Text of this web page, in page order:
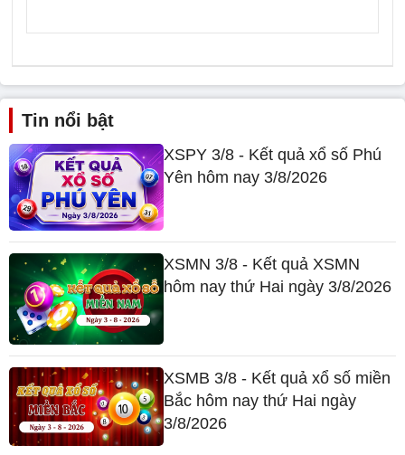
Tin nổi bật
XSPY 3/8 - Kết quả xổ số Phú
Yên hôm nay 3/8/2026
XSMN 3/8 - Kết quả XSMN
hôm nay thứ Hai ngày 3/8/2026
XSMB 3/8 - Kết quả xổ số miền
Bắc hôm nay thứ Hai ngày
3/8/2026